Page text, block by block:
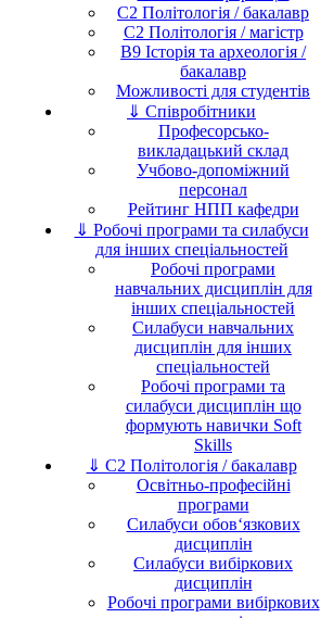
C2 Політологія / бакалавр
C2 Політологія / магістр
B9 Історія та археологія /
бакалавр
Можливості для студентів
⇓ Співробітники
Професорсько-
викладацький склад
Учбово-допоміжний
персонал
Рейтинг НПП кафедри
⇓ Робочі програми та силабуси
для інших спеціальностей
Робочі програми
навчальних дисциплін для
інших спеціальностей
Силабуси навчальних
дисциплін для інших
спеціальностей
Робочі програми та
силабуси дисциплін що
формують навички Soft
Skills
⇓ C2 Політологія / бакалавр
Освітньо-професійні
програми
Силабуси обов‘язкових
дисциплін
Силабуси вибіркових
дисциплін
Робочі програми вибіркових